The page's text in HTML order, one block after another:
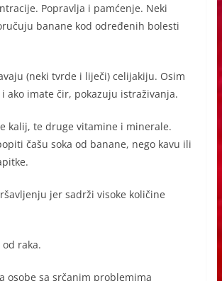
Popravlja i pamćenje. Neki
banane kod određenih bolesti
(neki tvrde i liječi) celijakiju. Osim
ako imate čir, pokazuju istraživanja.
kalij, te druge vitamine i minerale.
čašu soka od banane, nego kavu ili
jer sadrži visoke količine
raka.
osobe sa srčanim problemima